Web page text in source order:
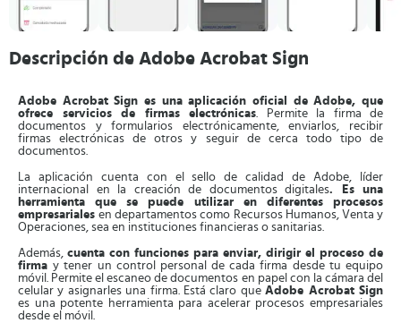
Descripción de Adobe Acrobat Sign
Adobe Acrobat Sign es una aplicación oficial de Adobe, que
ofrece servicios de firmas electrónicas. Permite la firma de
documentos y formularios electrónicamente, enviarlos, recibir
firmas electrónicas de otros y seguir de cerca todo tipo de
documentos.
La aplicación cuenta con el sello de calidad de Adobe, líder
internacional en la creación de documentos digitales. Es una
herramienta que se puede utilizar en diferentes procesos
empresarialesen departamentos como Recursos Humanos, Venta y
Operaciones, sea en instituciones financieras o sanitarias.
Además, cuenta con funciones para enviar, dirigir el proceso de
firmay tener un control personal de cada firma desde tu equipo
móvil. Permite el escaneo de documentos en papel con la cámara del
celular y asignarles una firma. Está claro queAdobe Acrobat Sign
es una potente herramienta para acelerar procesos empresariales
desde el móvil.